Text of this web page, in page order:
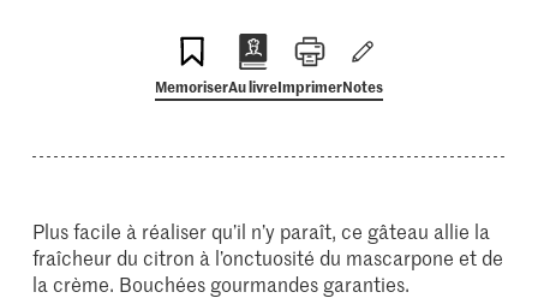
MemoriserAu livreImprimerNotes
Plus facile à réaliser qu’il n’y paraît, ce gâteau allie la
fraîcheur du citron à l’onctuosité du mascarpone et de
la crème. Bouchées gourmandes garanties.